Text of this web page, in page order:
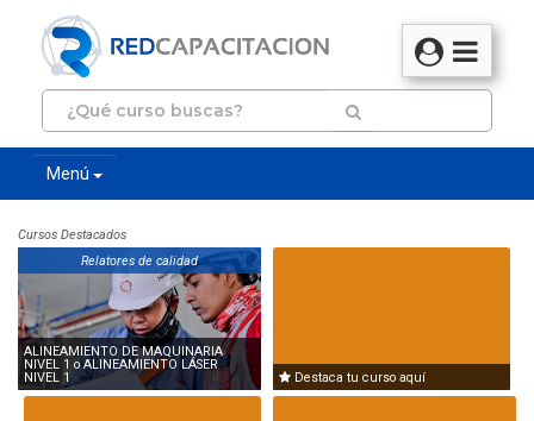
Menú
Cursos Destacados
Relatores de calidad
ALINEAMIENTO DE MAQUINARIA
NIVEL 1 o ALINEAMIENTO LÁSER
NIVEL 1
Destaca tu curso aquí